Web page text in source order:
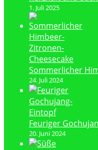
1. Juli 2025
Sommerlicher
24. Juli 2024
Feuriger
20. Juni 2024